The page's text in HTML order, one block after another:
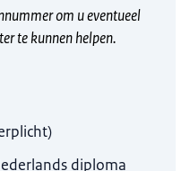
om u eventueel
te kunnen helpen.
)
diploma